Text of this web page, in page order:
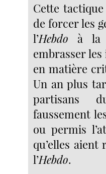
Cette
de forcer les
l’Hebdo à la
embrasser
en matière
Un an plus
partisans
faussement
ou permis
qu’elles aient
l’Hebdo.